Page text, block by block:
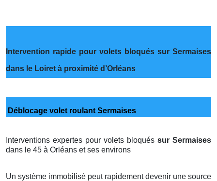
Intervention rapide pour volets bloqués sur Sermaises
dans le Loiret à proximité d’Orléans
Déblocage volet roulant Sermaises
Interventions expertes pour volets bloqués sur Sermaises
dans le 45 à Orléans et ses environs
Un système immobilisé peut rapidement devenir une source